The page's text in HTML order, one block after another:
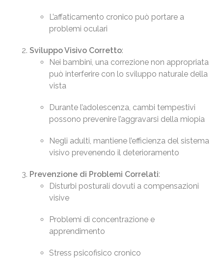
L’affaticamento cronico può portare a
problemi oculari
Sviluppo Visivo Corretto:
Nei bambini, una correzione non appropriata
può interferire con lo sviluppo naturale della
vista
Durante l’adolescenza, cambi tempestivi
possono prevenire l’aggravarsi della miopia
Negli adulti, mantiene l’efficienza del sistema
visivo prevenendo il deterioramento
Prevenzione di Problemi Correlati:
Disturbi posturali dovuti a compensazioni
visive
Problemi di concentrazione e
apprendimento
Stress psicofisico cronico